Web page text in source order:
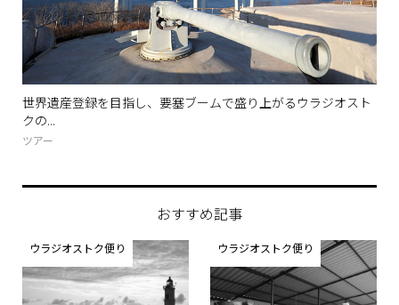
世界遺産登録を目指し、要塞ブームで盛り上がるウラジオスト
クの...
ツアー
おすすめ記事
ウラジオストク便り ウラジオストク便り